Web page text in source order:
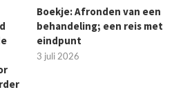
Boekje: Afronden van een
behandeling; een reis met
eindpunt
3 juli 2026